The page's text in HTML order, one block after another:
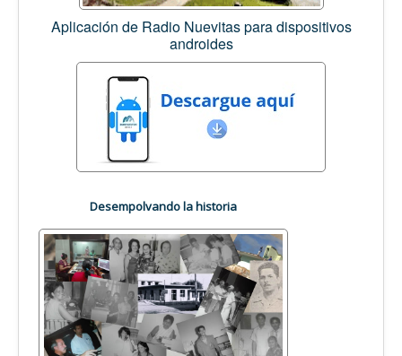
Aplicación de Radio Nuevitas para dispositivos
androides
Desempolvando la historia